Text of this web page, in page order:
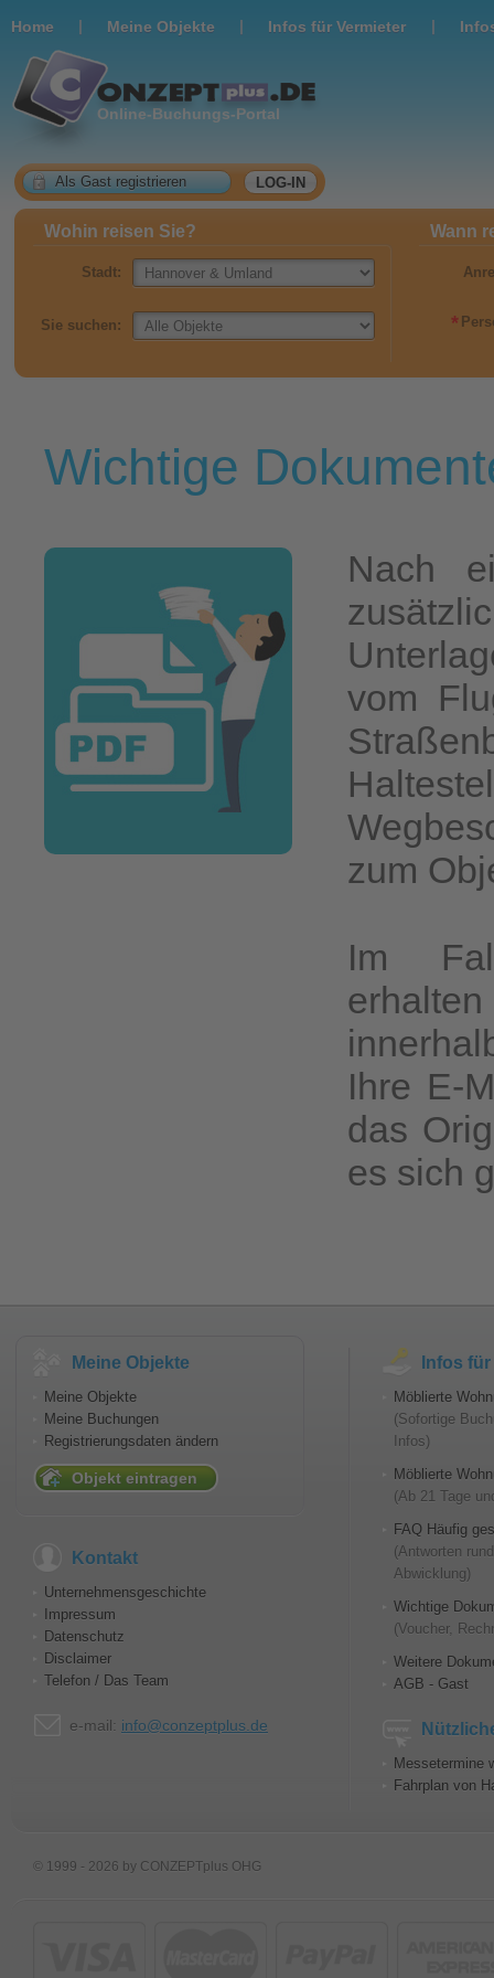
Home | Meine Objekte | Infos für Vermieter |
Online-Buchungs-Portal
Als Gast registrieren LOG-IN
Wohin reisen Sie?
Stadt:
Sie suchen:
Wann
*
Wichtige
Nach
vom
zum
Im
Ihre E-
das
es sich
Meine Objekte
Meine Objekte
Meine Buchungen
Registrierungsdaten ändern
Objekt eintragen
Kontakt
Unternehmensgeschichte
Impressum
Datenschutz
Disclaimer
Telefon / Das Team
e-mail: info@conzeptplus.de
Infos
Möblierte
(Sofortige
Infos)
Möblierte
(Ab 21 Tage
FAQ Häufig
(Antworten
Abwicklung)
Wichtige
(Voucher,
Weitere
AGB - Gast
Messetermine
Fahrplan von
© 1999 - 2026 by CONZEPTplus OHG